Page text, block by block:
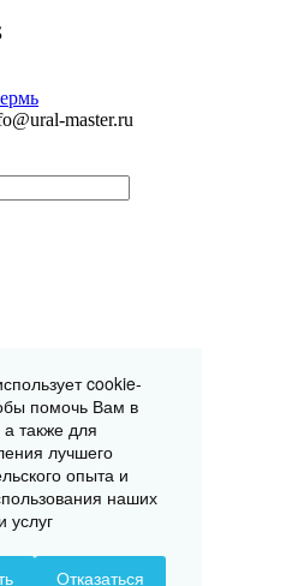
master.ru
cookie-
помочь Вам в
также для
лучшего
опыта и
наших
услуг
Отказаться